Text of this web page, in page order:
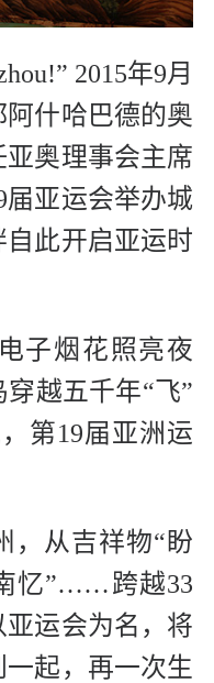
2015年9月
阿什哈巴德的奥
奥理事会主席
亚运会举办城
此开启亚运时
子烟花照亮夜
越五千年“飞”
第19届亚洲运
，从吉祥物“盼
忆”……跨越33
运会为名，将
起，再一次生